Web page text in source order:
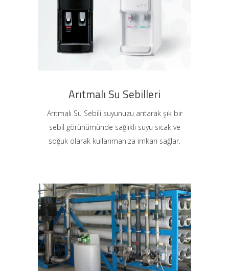
Arıtmalı Su Sebilleri
Arıtmalı Su Sebili suyunuzu arıtarak şık bir
sebil görünümünde sağlıklı suyu sıcak ve
soğuk olarak kullanmanıza imkan sağlar.